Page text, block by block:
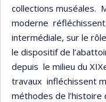
collections muséales.
moderne
intermédiale, sur le
le dispositif de
depuis le milieu du
travaux infléchissent
méthodes de l’histoire